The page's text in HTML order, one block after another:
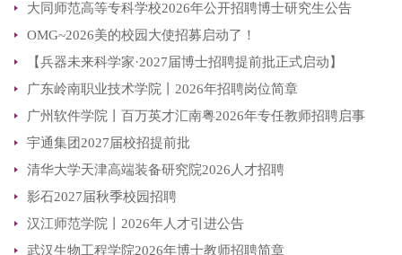
大同师范高等专科学校2026年公开招聘博士研究生公告
OMG~2026美的校园大使招募启动了！
【兵器未来科学家·2027届博士招聘提前批正式启动】
广东岭南职业技术学院丨2026年招聘岗位简章
广州软件学院丨百万英才汇南粤2026年专任教师招聘启事
宇通集团2027届校招提前批
清华大学天津高端装备研究院2026人才招聘
影石2027届秋季校园招聘
汉江师范学院丨2026年人才引进公告
武汉生物工程学院2026年博士教师招聘简章